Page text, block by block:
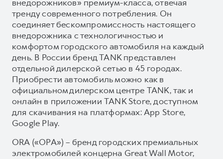
внедорожников» премиум-класса, отвечая
тренду современного потребления. Он
соединяет бескомпромиссность настоящего
внедорожника с технологичностью и
комфортом городского автомобиля на каждый
день. В России бренд TANK представлен
отдельной дилерской сетью в 45 городах.
Приобрести автомобиль можно как в
официальном дилерском центре TANK, так и
онлайн в приложении TANK Store, доступном
для скачивания на платформах: App Store,
Google Play.
ORA («ОРА») – бренд городских премиальных
электромобилей концерна Great Wall Motor,